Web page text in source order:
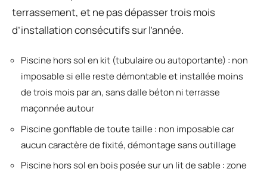
terrassement, et ne pas dépasser trois mois
d’installation consécutifs sur l’année.
Piscine hors sol en kit (tubulaire ou autoportante) : non
imposable si elle reste démontable et installée moins
de trois mois par an, sans dalle béton ni terrasse
maçonnée autour
Piscine gonflable de toute taille : non imposable car
aucun caractère de fixité, démontage sans outillage
Piscine hors sol en bois posée sur un lit de sable : zone